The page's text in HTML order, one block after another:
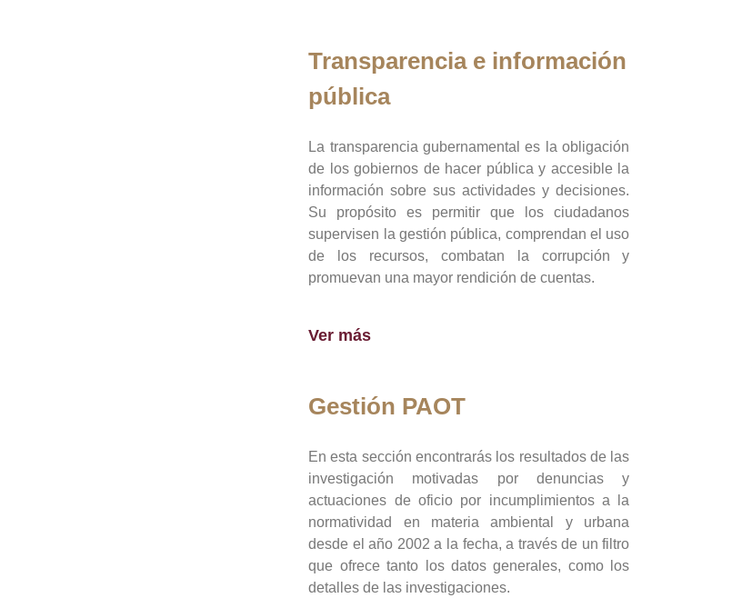
Transparencia e información
pública
La transparencia gubernamental es la obligación
de los gobiernos de hacer pública y accesible la
información sobre sus actividades y decisiones.
Su propósito es permitir que los ciudadanos
supervisen la gestión pública, comprendan el uso
de los recursos, combatan la corrupción y
promuevan una mayor rendición de cuentas.
Ver más
Gestión PAOT
En esta sección encontrarás los resultados de las
investigación motivadas por denuncias y
actuaciones de oficio por incumplimientos a la
normatividad en materia ambiental y urbana
desde el año 2002 a la fecha, a través de un filtro
que ofrece tanto los datos generales, como los
detalles de las investigaciones.